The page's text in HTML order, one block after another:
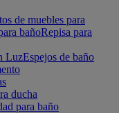
de muebles para
bañoRepisa para
LuzEspejos de baño
ducha
para baño